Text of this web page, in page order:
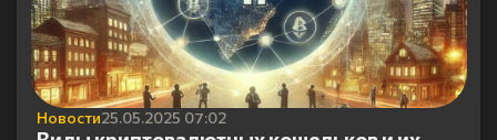
Новости25.05.2025 07:02